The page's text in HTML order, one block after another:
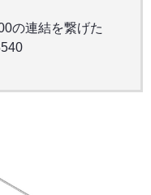
の連結を繋げた